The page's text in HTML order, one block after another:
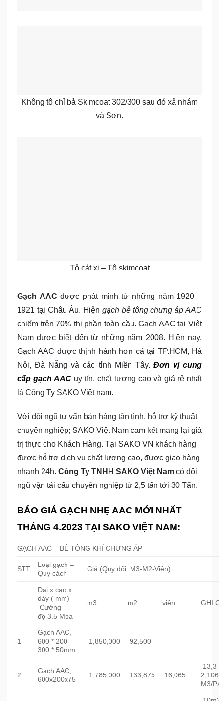
Không tô chỉ bả Skimcoat 302/300 sau đó xả nhám
và Sơn.
Tô cát xi – Tô skimcoat
Gạch AAC được phát minh từ những năm 1920 –
1921 tại Châu Âu. Hiện gạch bê tông chưng áp AAC
chiếm trên 70% thị phần toàn cầu. Gạch AAC tại Việt
Nam được biết đến từ những năm 2008. Hiện nay,
Gạch AAC được thịnh hành hơn cả tại TP.HCM, Hà
Nôi, Đà Nẵng và các tỉnh Miền Tây. Đơn vị cung
cấp gạch AAC uy tín, chất lượng cao và giá rẻ nhất
là Công Ty SAKO Việt nam.
Với đội ngũ tư vấn bán hàng tận tình, hỗ trợ kỹ thuật
chuyên nghiệp; SAKO Việt Nam cam kết mang lại giá
trị thực cho Khách Hàng. Tại SAKO VN khách hàng
được hỗ trợ dịch vụ chất lượng cao, được giao hàng
nhanh 24h. Công Ty TNHH SAKO Việt Nam có đội
ngũ vận tải cẩu chuyên nghiệp từ 2,5 tấn tới 30 Tấn.
BÁO GIÁ GẠCH NHẸ AAC MỚI NHẤT
THÁNG 4.2023 TẠI SAKO VIỆT NAM:
GẠCH AAC – BÊ TÔNG KHÍ CHƯNG ÁP
STT
Loại gạch –
Quy cách
Giá (Quy đổi: M3-M2-Viên)
Dài x cao x
dày ( mm) –
Cường
độ 3.5 Mpa
m3 m2 viên GHI
1
Gạch AAC,
600 * 200-
300 * 50mm
1,850,000 92,500
2
Gạch AAC,
600x200x75
1,785,000 133,875 16,065
13,3
2,106
M3/